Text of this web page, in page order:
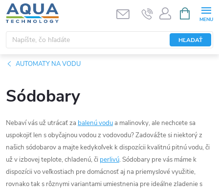
Prejsť
na
obsah
HĽADAŤ
KOŠÍK
AUTOMATY NA VODU
Sódobary
Nebaví vás už utrácať za balenú vodu a malinovky, ale nechcete sa
uspokojiť len s obyčajnou vodou z vodovodu? Zadovážte si niektorý z
našich sódobarov a majte kedykoľvek k dispozícii kvalitnú pitnú vodu, či
už v izbovej teplote, chladenú, či perlivú. Sódobary pre vás máme k
dispozícii vo veľkostiach pre domácnosť aj na priemyslové využitie,
rovnako tak s rôznymi variantami umiestnenia pre ideálne zladenie s